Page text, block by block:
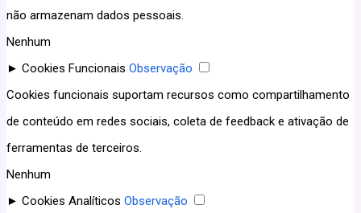
não armazenam dados pessoais.
Nenhum
► Cookies Funcionais Observação
Cookies funcionais suportam recursos como compartilhamento
de conteúdo em redes sociais, coleta de feedback e ativação de
ferramentas de terceiros.
Nenhum
► Cookies Analíticos Observação